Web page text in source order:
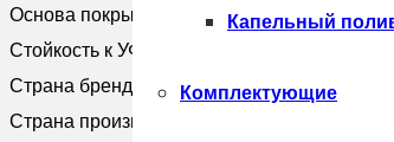
Капельный
Комплектующие
(3м)
Основа покрытия
Полиэфир
Стойкость к УФ
Страна бренда
Россия
Страна производитель